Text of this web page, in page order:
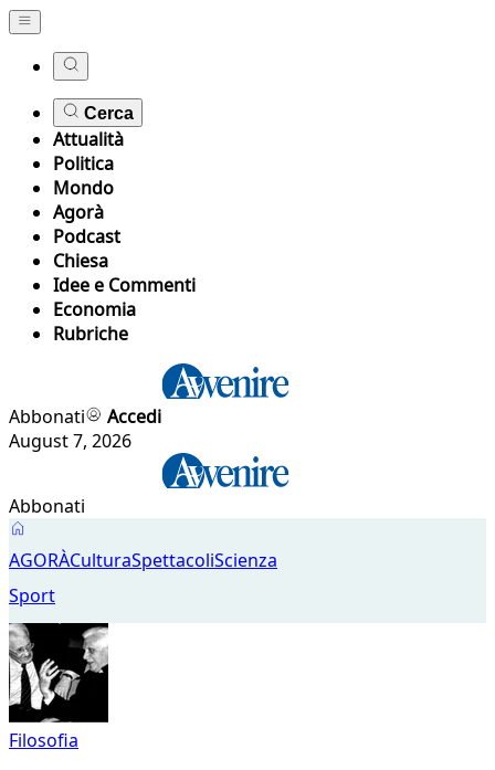
Cerca
Attualità
Politica
Mondo
Agorà
Podcast
Chiesa
Idee e Commenti
Economia
Rubriche
Abbonati
Accedi
August 7, 2026
Abbonati
Agorà
AGORÀCulturaSpettacoliScienza
Sport
Filosofia